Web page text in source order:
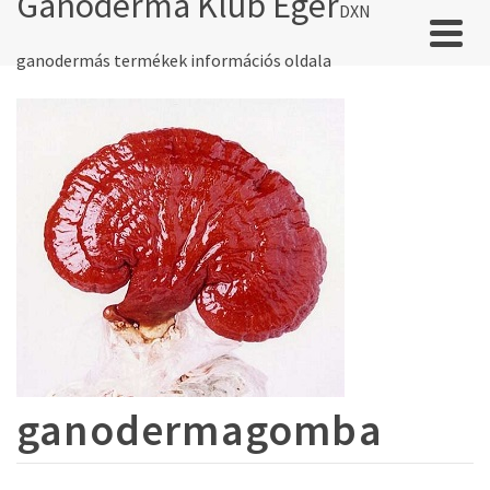
DXN
ganodermás termékek információs oldala
ganodermagomba